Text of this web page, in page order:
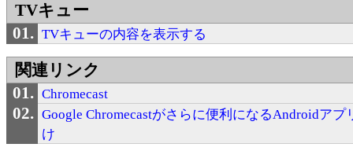
TVキュー
TVキューの内容を表示する
関連リンク
Chromecast
Google Chromecastがさらに便利になるAndroidアプ
け